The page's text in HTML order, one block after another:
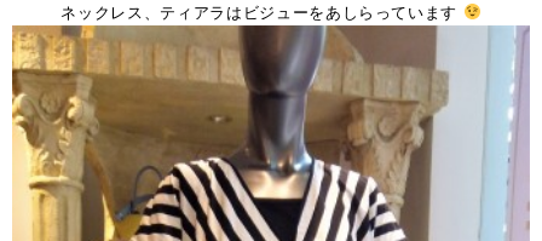
ネックレス、ティアラはビジューをあしらっています